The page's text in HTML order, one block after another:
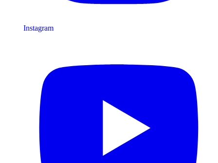
Instagram